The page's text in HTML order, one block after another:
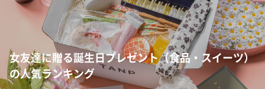
女友達に贈る誕生日プレゼント（食品・スイーツ）
の人気ランキング